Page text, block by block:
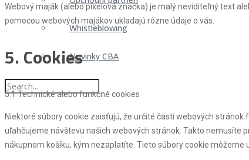
Whistleblowing
Novinky CBA
Webový maják (alebo pixelová značka) je malý neviditeľný text
pomocou webových majákov ukladajú rôzne údaje o vás.
5. Cookies
5.1 Technické alebo funkčné cookies
Niektoré súbory cookie zaisťujú, že určité časti webových
uľahčujeme návštevu našich webových stránok. Takto nemusíte
nákupnom košíku, kým nezaplatíte. Tieto súbory cookie môžeme